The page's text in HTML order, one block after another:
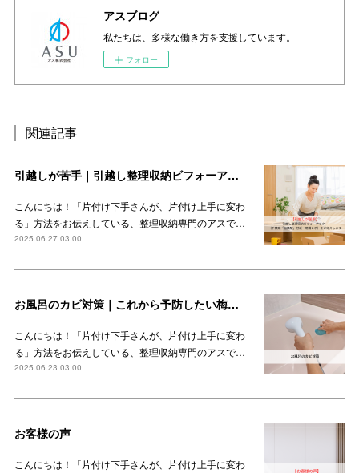
アスブログ
私たちは、多様な働き方を支援しています。
フォロー
関連記事
引越しが苦手｜引越し整理収納ビフォーアフター（千葉県「船橋駅」付近・現場レポ）をご紹介します
こんにちは！「片付け下手さんが、片付け上手に変わ
る」方法をお伝えしている、整理収納専門のアスで…
2025.06.27 03:00
お風呂のカビ対策｜これから予防したい梅雨時期のカビ
こんにちは！「片付け下手さんが、片付け上手に変わ
る」方法をお伝えしている、整理収納専門のアスで…
2025.06.23 03:00
お客様の声
こんにちは！「片付け下手さんが、片付け上手に変わ